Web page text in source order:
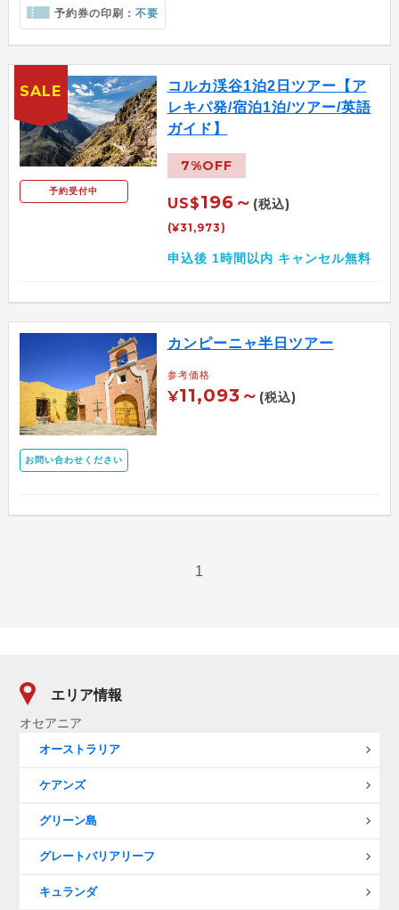
予約券の印刷： 不要
予約受付中
コルカ渓谷1泊2日ツアー【ア
レキパ発/宿泊1泊/ツアー/英語
ガイド】
7%OFF
US$196～ (税込)
(¥31,973)
申込後 1時間以内 キャンセル無料
SALE
お問い合わせください
カンピーニャ半日ツアー
参考価格
¥11,093～ (税込)
1
エリア情報
オセアニア
オーストラリア
ケアンズ
グリーン島
グレートバリアリーフ
キュランダ